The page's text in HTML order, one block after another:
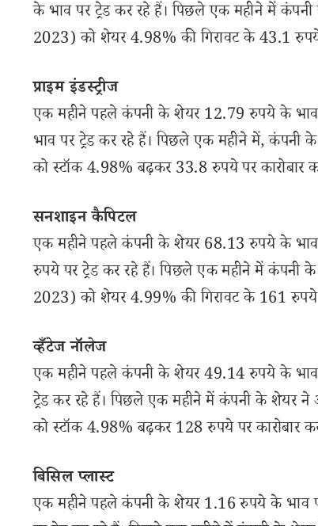
के भाव पर ट्रेड कर रहे हैं। पिछले एक महीने में
2023) को शेयर 4.98% की गिरावट के 43.1 रुपये
प्राइम इंडस्ट्रीज
एक महीने पहले कंपनी के शेयर 12.79 रुपये के
भाव पर ट्रेड कर रहे हैं। पिछले एक महीने में, कंपनी
को स्टॉक 4.98% बढ़कर 33.8 रुपये पर कारोबार
सनशाइन कैपिटल
एक महीने पहले कंपनी के शेयर 68.13 रुपये के भाव
रुपये पर ट्रेड कर रहे हैं। पिछले एक महीने में कंपनी
2023) को शेयर 4.99% की गिरावट के 161 रुपये
व्हँटेज नॉलेज
एक महीने पहले कंपनी के शेयर 49.14 रुपये के
ट्रेड कर रहे हैं। पिछले एक महीने में कंपनी के शेयर ने
को स्टॉक 4.98% बढ़कर 128 रुपये पर कारोबार कर
बिसिल प्लास्ट
एक महीने पहले कंपनी के शेयर 1.16 रुपये के भाव